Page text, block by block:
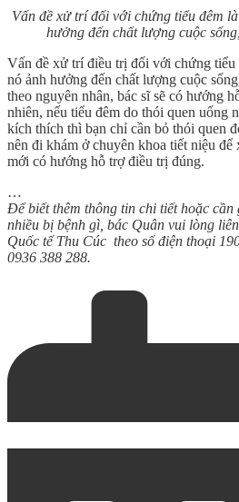
Vấn đề xử trí đối với chứng tiểu đêm
hưởng đến chất lượng cuộc
Vấn đề xử trí điều trị đối với chứng tiểu
nó ảnh hưởng đến chất lượng cuộc
theo nguyên nhân, bác sĩ sẽ có hướng
nhiên, nếu tiểu đêm do thói quen uống
kích thích thì bạn chỉ cần bỏ thói quen
nên đi khám ở chuyên khoa tiết niệu
mới có hướng hỗ trợ điều trị đúng.
…
Để biết thêm thông tin chi tiết hoặc cần
nhiều bị bệnh gì, bác Quân vui lòng
Quốc tế Thu Cúc theo số điện thoại
0936 388 288.